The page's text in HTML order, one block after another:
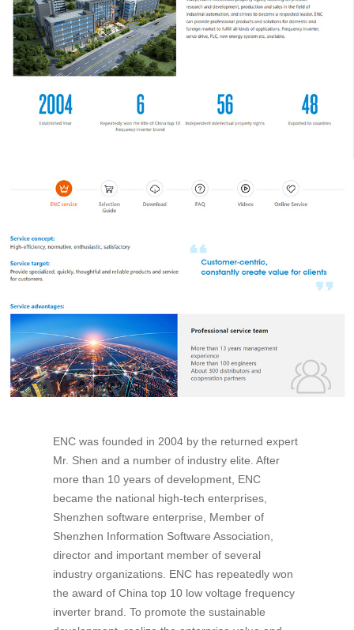
ENC was founded in 2004 by the returned expert
Mr. Shen and a number of industry elite. After
more than 10 years of development, ENC
became the national high-tech enterprises,
Shenzhen software enterprise, Member of
Shenzhen Information Software Association,
director and important member of several
industry organizations. ENC has repeatedly won
the award of China top 10 low voltage frequency
inverter brand. To promote the sustainable